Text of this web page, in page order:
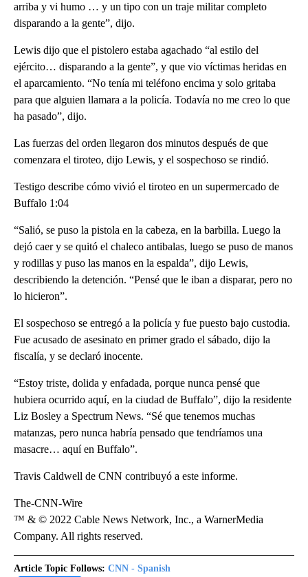
arriba y vi humo … y un tipo con un traje militar completo
disparando a la gente”, dijo.
Lewis dijo que el pistolero estaba agachado “al estilo del
ejército… disparando a la gente”, y que vio víctimas heridas en
el aparcamiento. “No tenía mi teléfono encima y solo gritaba
para que alguien llamara a la policía. Todavía no me creo lo que
ha pasado”, dijo.
Las fuerzas del orden llegaron dos minutos después de que
comenzara el tiroteo, dijo Lewis, y el sospechoso se rindió.
Testigo describe cómo vivió el tiroteo en un supermercado de
Buffalo 1:04
“Salió, se puso la pistola en la cabeza, en la barbilla. Luego la
dejó caer y se quitó el chaleco antibalas, luego se puso de manos
y rodillas y puso las manos en la espalda”, dijo Lewis,
describiendo la detención. “Pensé que le iban a disparar, pero no
lo hicieron”.
El sospechoso se entregó a la policía y fue puesto bajo custodia.
Fue acusado de asesinato en primer grado el sábado, dijo la
fiscalía, y se declaró inocente.
“Estoy triste, dolida y enfadada, porque nunca pensé que
hubiera ocurrido aquí, en la ciudad de Buffalo”, dijo la residente
Liz Bosley a Spectrum News. “Sé que tenemos muchas
matanzas, pero nunca habría pensado que tendríamos una
masacre… aquí en Buffalo”.
Travis Caldwell de CNN contribuyó a este informe.
The-CNN-Wire
™ & © 2022 Cable News Network, Inc., a WarnerMedia
Company. All rights reserved.
Article Topic Follows: CNN - Spanish